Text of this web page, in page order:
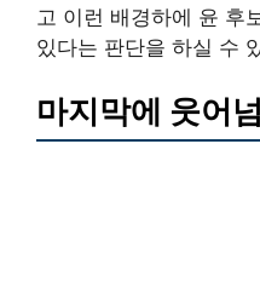
고 이런 배경하에 윤 후
있다는 판단을 하실 수
마지막에 웃어